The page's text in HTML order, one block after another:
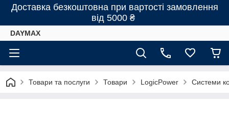
Доставка безкоштовна при вартості замовлення
від 5000 ₴
DAYMAX
Товари та послуги Товари LogicPower Системи